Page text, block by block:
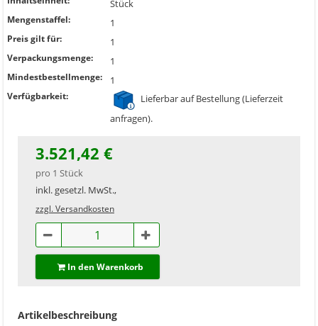
Stück
Mengenstaffel: 1
Preis gilt für: 1
Verpackungsmenge: 1
Mindestbestellmenge: 1
Verfügbarkeit:
Lieferbar auf Bestellung (Lieferzeit
anfragen).
3.521,42 €
pro 1 Stück
inkl. gesetzl. MwSt.,
zzgl. Versandkosten
In den Warenkorb
Artikelbeschreibung